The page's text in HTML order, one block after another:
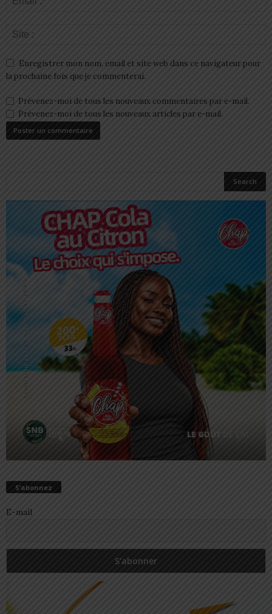
Enregistrer mon nom, email et site web dans ce navigateur pour
la prochaine fois que je commenterai.
Prévenez-moi de tous les nouveaux commentaires par e-mail.
Prévenez-moi de tous les nouveaux articles par e-mail.
S’abonnez
E-mail